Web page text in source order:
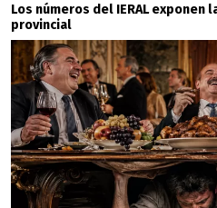
Los números del IERAL exponen
provincial